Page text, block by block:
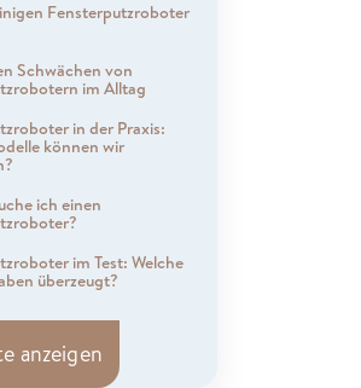
Fensterputzroboter
Schwächen von
im Alltag
in der Praxis:
können wir
ich einen
im Test: Welche
überzeugt?
anzeigen